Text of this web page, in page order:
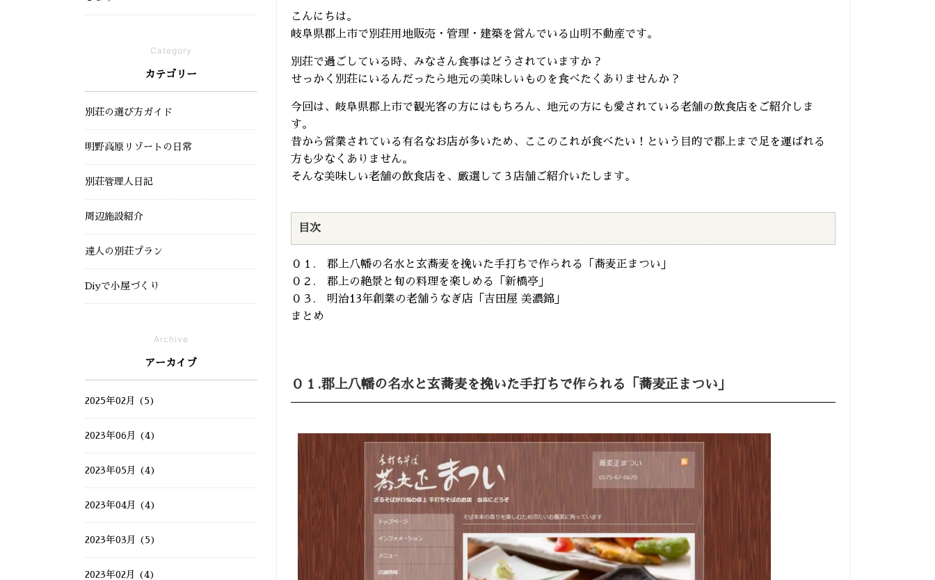
こんにちは。
岐阜県郡上市で別荘用地販売・管理・建築を営んでいる山明不動産です。
別荘で過ごしている時、みなさん食事はどうされていますか？
せっかく別荘にいるんだったら地元の美味しいものを食べたくありませんか？
今回は、岐阜県郡上市で観光客の方にはもちろん、地元の方にも愛されている老舗の飲食店をご紹介しま
す。
昔から営業されている有名なお店が多いため、ここのこれが食べたい！という目的で郡上まで足を運ばれる
方も少なくありません。
そんな美味しい老舗の飲食店を、厳選して３店舗ご紹介いたします。
目次
０１. 郡上八幡の名水と玄蕎麦を挽いた手打ちで作られる「蕎麦正まつい」
０２. 郡上の絶景と旬の料理を楽しめる「新橋亭」
０３. 明治13年創業の老舗うなぎ店「吉田屋 美濃錦」
まとめ
０１.郡上八幡の名水と玄蕎麦を挽いた手打ちで作られる「蕎麦正まつい」
Category
カテゴリー
別荘の選び方ガイド
明野高原リゾートの日常
別荘管理人日記
周辺施設紹介
達人の別荘プラン
Diyで小屋づくり
Archive
アーカイブ
2025年02月 (5)
2023年06月 (4)
2023年05月 (4)
2023年04月 (4)
2023年03月 (5)
2023年02月 (4)